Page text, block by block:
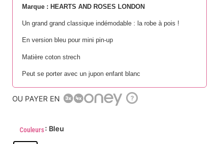
Marque : HEARTS AND ROSES LONDON
Un grand grand classique indémodable : la robe à pois !
En version bleu pour mini pin-up
Matière coton strech
Peut se porter avec un jupon enfant blanc
OU PAYER EN ?
Couleurs: Bleu